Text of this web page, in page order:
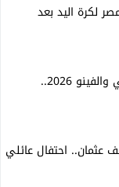
لكرة اليد بعد
سعر رغيف الخبز السياحي والفينو 2026..
احتفال عائلي